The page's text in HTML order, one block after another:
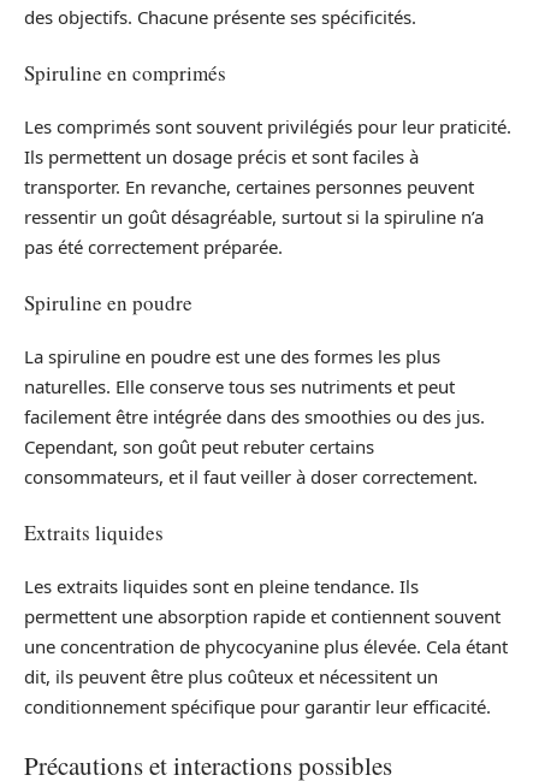
des objectifs. Chacune présente ses spécificités.
Spiruline en comprimés
Les comprimés sont souvent privilégiés pour leur praticité.
Ils permettent un dosage précis et sont faciles à
transporter. En revanche, certaines personnes peuvent
ressentir un goût désagréable, surtout si la spiruline n’a
pas été correctement préparée.
Spiruline en poudre
La spiruline en poudre est une des formes les plus
naturelles. Elle conserve tous ses nutriments et peut
facilement être intégrée dans des smoothies ou des jus.
Cependant, son goût peut rebuter certains
consommateurs, et il faut veiller à doser correctement.
Extraits liquides
Les extraits liquides sont en pleine tendance. Ils
permettent une absorption rapide et contiennent souvent
une concentration de phycocyanine plus élevée. Cela étant
dit, ils peuvent être plus coûteux et nécessitent un
conditionnement spécifique pour garantir leur efficacité.
Précautions et interactions possibles